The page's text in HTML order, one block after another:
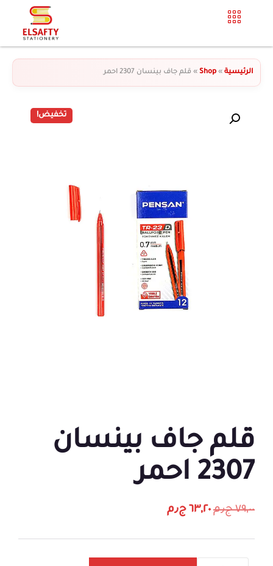
الرئيسية »
Shop
» قلم جاف بينسان 2307 احمر
تخفيض!
قلم جاف بينسان
2307 احمر
٧٩,٠٠ ج٫م ٦٣,٢٠ ج٫م